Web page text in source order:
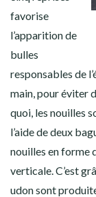
favorise
l’apparition de
bulles
responsables de
main, pour éviter
quoi, les nouilles
l’aide de deux
nouilles en forme
verticale. C’est
udon sont